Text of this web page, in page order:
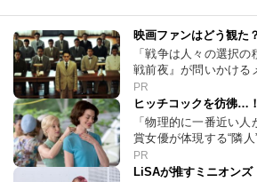
映画ファンはどう観た？
「戦争は人々の選択
戦前夜』が問いかける
PR
ヒッチコックを彷彿…！
「物理的に一番近い
賞女優が体現する“隣人
PR
LiSAが推すミニオンズ